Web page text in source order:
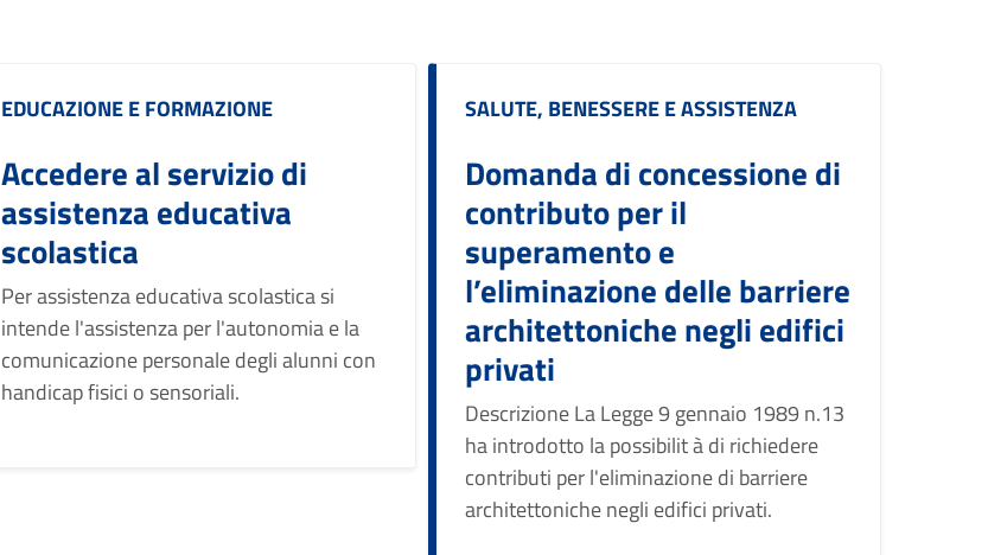
Categoria:
EDUCAZIONE E FORMAZIONE
Accedere al servizio di
assistenza educativa
scolastica
Per assistenza educativa scolastica si
intende l'assistenza per l'autonomia e la
comunicazione personale degli alunni con
handicap fisici o sensoriali.
Categoria:
SALUTE, BENESSERE E ASSISTENZA
Domanda di concessione di
contributo per il
superamento e
l’eliminazione delle barriere
architettoniche negli edifici
privati
Descrizione La Legge 9 gennaio 1989 n.13
ha introdotto la possibilit à di richiedere
contributi per l'eliminazione di barriere
architettoniche negli edifici privati.